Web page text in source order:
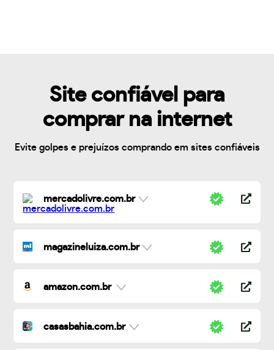
Site confiável para
comprar na internet
Evite golpes e prejuízos comprando em sites confiáveis
mercadolivre.com.br
magazineluiza.com.br
amazon.com.br
casasbahia.com.br